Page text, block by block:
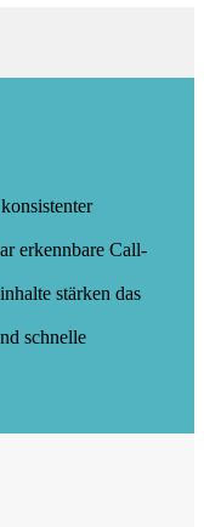
erkennbare Call-
stärken das
schnelle